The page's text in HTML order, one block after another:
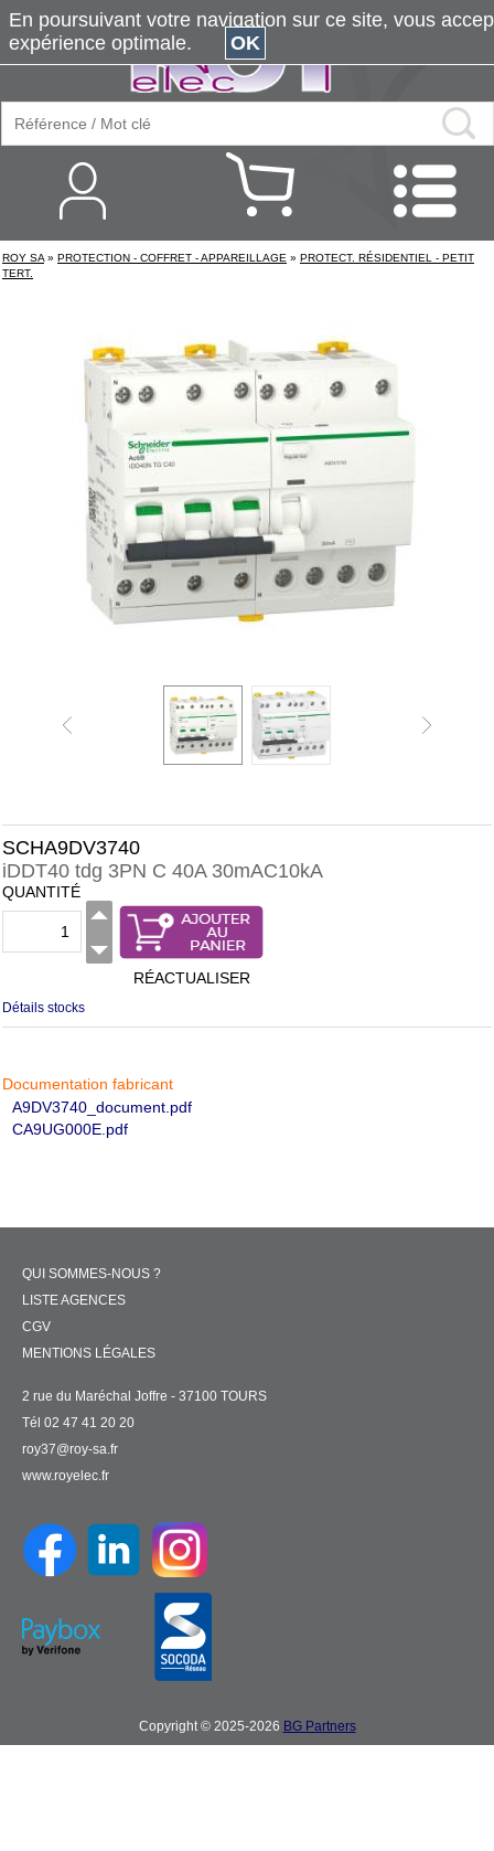
ROY SA » PROTECTION - COFFRET - APPAREILLAGE » PROTECT. RÉSIDENTIEL - PETIT
TERT.
SCHA9DV3740
iDDT40 tdg 3PN C 40A 30mAC10kA
QUANTITÉ
RÉACTUALISER
Détails stocks
Documentation fabricant
A9DV3740_document.pdf
CA9UG000E.pdf
QUI SOMMES-NOUS ?
LISTE AGENCES
CGV
MENTIONS LÉGALES
2 rue du Maréchal Joffre - 37100 TOURS
Tél 02 47 41 20 20
roy37@roy-sa.fr
www.royelec.fr
Copyright © 2025-2026 BG Partners
En poursuivant votre navigation sur ce site, vous
expérience optimale.
OK